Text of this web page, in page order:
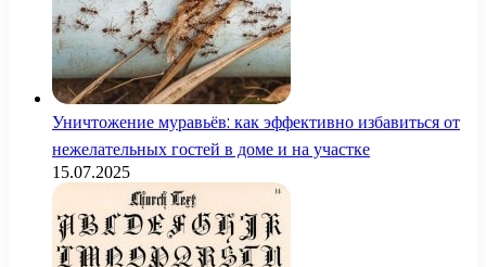
Уничтожение муравьёв: как эффективно избавиться от
нежелательных гостей в доме и на участке
15.07.2025